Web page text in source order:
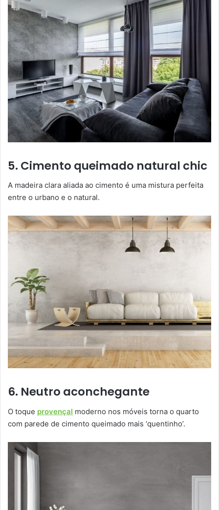
5. Cimento queimado natural chic
A madeira clara aliada ao cimento é uma mistura perfeita
entre o urbano e o natural.
6. Neutro aconchegante
O toque provençal moderno nos móveis torna o quarto
com parede de cimento queimado mais ‘quentinho’.